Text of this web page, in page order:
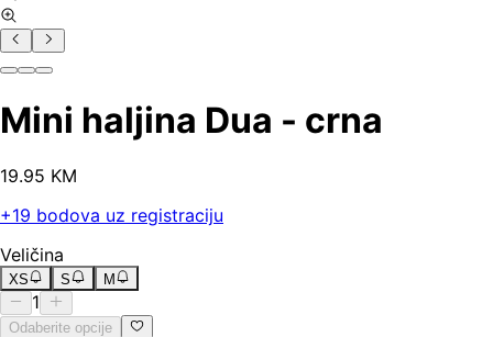
Mini haljina Dua - crna
19.95 KM
+19 bodova uz registraciju
Veličina
XS S M
1
Odaberite opcije